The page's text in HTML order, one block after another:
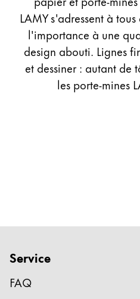
Cadeaux
Holiday Special
Gift Ideas
Coffrets cadeaux
LAMY pico Lx
LAMY dialog urushi
LAMY s'adressent à
l'importance à une
design abouti. Lignes
et dessiner : autant de
les porte-mines
Service
FAQ